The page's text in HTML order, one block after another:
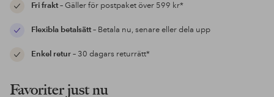
Fri frakt– Gäller för postpaket över 599 kr*
Flexibla betalsätt– Betala nu, senare eller dela upp
Enkel retur– 30 dagars returrätt*
Favoriter just nu